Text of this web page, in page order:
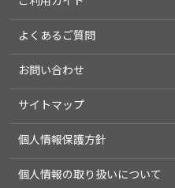
よくあるご質問
お問い合わせ
サイトマップ
個人情報保護方針
個人情報の取り扱いについて